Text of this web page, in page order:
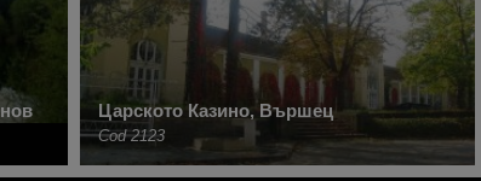
Царското Казино, Вършец
Cod 2123